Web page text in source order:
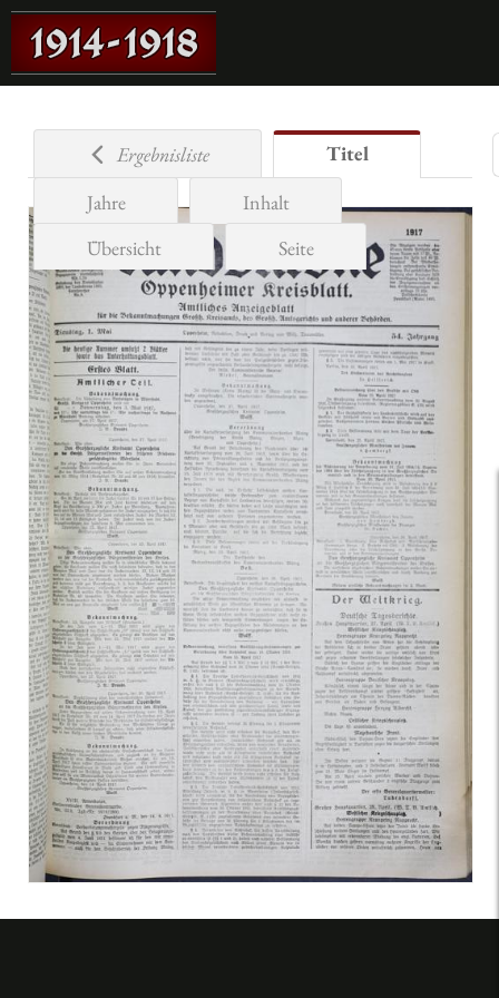
Ergebnisliste
Titel
Jahre
Inhalt
Übersicht
Seite